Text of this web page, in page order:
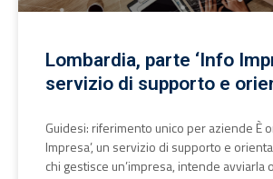
Lombardia, parte ‘Info
servizio di supporto e
Guidesi: riferimento unico per aziende È
Impresa’, un servizio di supporto e
chi gestisce un’impresa, intende avviarla